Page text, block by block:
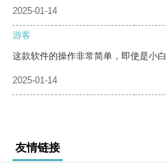
2025-01-14
游客
这款软件的操作非常简单，即使是小白
2025-01-14
友情链接